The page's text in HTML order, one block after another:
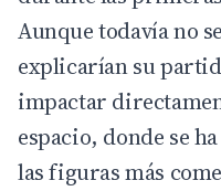
Aunque todavía no
explicarían su
impactar
espacio, donde se
las figuras más